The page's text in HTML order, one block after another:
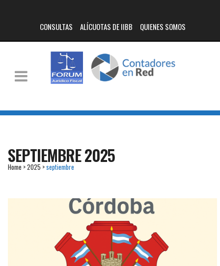
CONSULTAS ALÍCUOTAS DE IIBB QUIENES SOMOS
SEPTIEMBRE 2025
Home >2025 >septiembre